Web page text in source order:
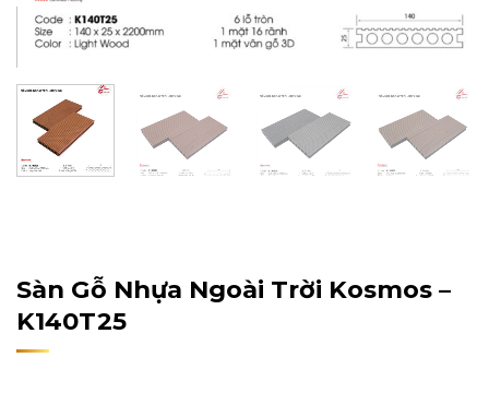
Sàn Gỗ Nhựa Ngoài Trời Kosmos –
K140T25